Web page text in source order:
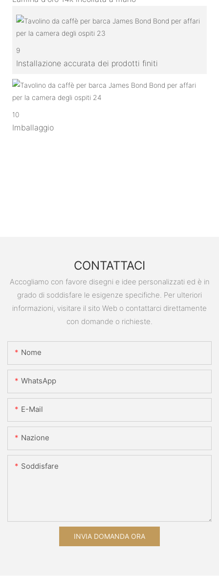
9
Installazione accurata dei prodotti finiti
10
Imballaggio
CONTATTACI
Accogliamo con favore disegni e idee personalizzati ed è in
grado di soddisfare le esigenze specifiche. Per ulteriori
informazioni, visitare il sito Web o contattarci direttamente
con domande o richieste.
Nome
WhatsApp
E-Mail
Nazione
Soddisfare
INVIA DOMANDA ORA